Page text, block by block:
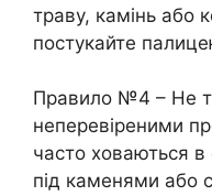
траву, камінь або
постукайте
Правило №4 – Не
неперевіреними
часто ховаються в
під каменями або